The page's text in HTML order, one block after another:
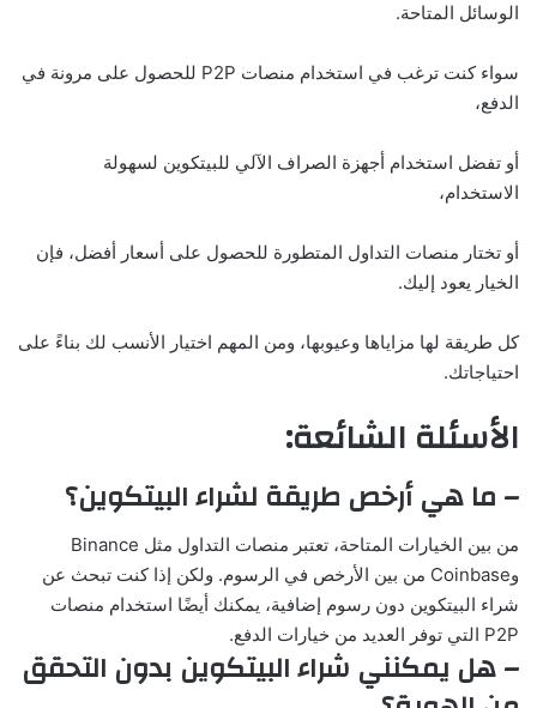
الوسائل المتاحة.
سواء كنت ترغب في استخدام منصات P2P للحصول على مرونة في
الدفع،
أو تفضل استخدام أجهزة الصراف الآلي للبيتكوين لسهولة
الاستخدام،
أو تختار منصات التداول المتطورة للحصول على أسعار أفضل، فإن
الخيار يعود إليك.
كل طريقة لها مزاياها وعيوبها، ومن المهم اختيار الأنسب لك بناءً على
احتياجاتك.
الأسئلة الشائعة:
– ما هي أرخص طريقة لشراء البيتكوين؟
من بين الخيارات المتاحة، تعتبر منصات التداول مثل Binance
وCoinbase من بين الأرخص في الرسوم. ولكن إذا كنت تبحث عن
شراء البيتكوين دون رسوم إضافية، يمكنك أيضًا استخدام منصات
P2P التي توفر العديد من خيارات الدفع.
– هل يمكنني شراء البيتكوين بدون التحقق